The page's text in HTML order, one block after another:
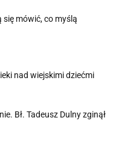
się mówić, co myślą
nad wiejskimi dziećmi
Bł. Tadeusz Dulny zginął